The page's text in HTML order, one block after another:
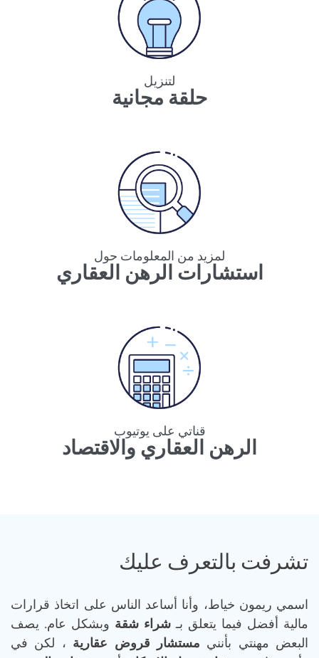
لتنزيل
حلقة مجانية
لمزيد من المعلومات حول
استشارات الرهن العقاري
قناتي على يوتيوب
الرهن العقاري والاقتصاد
تشرفت بالتعرف عليك
اسمي ريمون خياط، وأنا أساعد الناس على اتخاذ قرارات
مالية أفضل فيما يتعلق بـ شراء شقة وبشكل عام. يصف
البعض مهنتي بأنني مستشار قروض عقارية ، لكن في